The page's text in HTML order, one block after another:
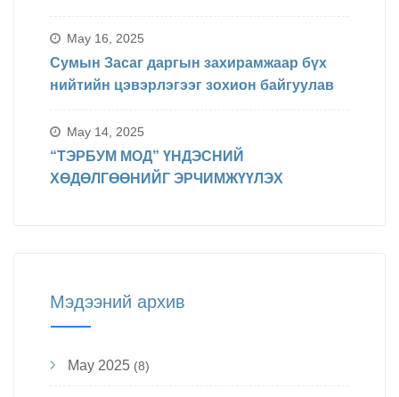
явагдахаар болсон.
May 16, 2025
Сумын Засаг даргын захирамжаар бүх
нийтийн цэвэрлэгээг зохион байгуулав
May 14, 2025
“ТЭРБУМ МОД” ҮНДЭСНИЙ
ХӨДӨЛГӨӨНИЙГ ЭРЧИМЖҮҮЛЭХ
Мэдээний архив
May 2025 (8)